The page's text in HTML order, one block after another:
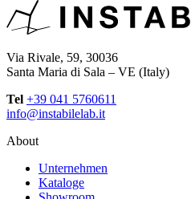
Via Rivale, 59, 30036
Santa Maria di Sala – VE (Italy)
Tel +39 041 5760611
info@instabilelab.it
About
Unternehmen
Kataloge